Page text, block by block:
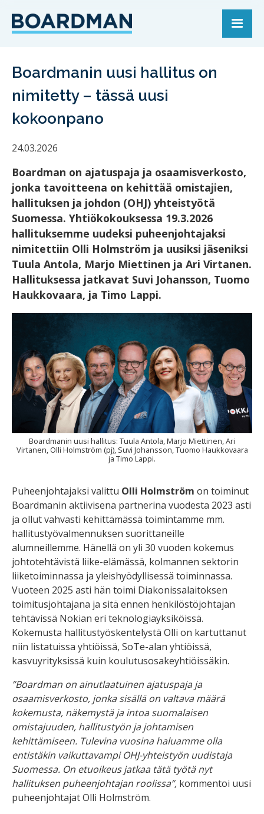
Boardmanin uusi hallitus on
nimitetty – tässä uusi
kokoonpano
24.03.2026
Boardman on ajatuspaja ja osaamisverkosto,
jonka tavoitteena on kehittää omistajien,
hallituksen ja johdon (OHJ) yhteistyötä
Suomessa. Yhtiökokouksessa 19.3.2026
hallituksemme uudeksi puheenjohtajaksi
nimitettiin Olli Holmström ja uusiksi jäseniksi
Tuula Antola, Marjo Miettinen ja Ari Virtanen.
Hallituksessa jatkavat Suvi Johansson, Tuomo
Haukkovaara, ja Timo Lappi.
Boardmanin uusi hallitus: Tuula Antola, Marjo Miettinen, Ari
Virtanen, Olli Holmström (pj), Suvi Johansson, Tuomo Haukkovaara
ja Timo Lappi.
Puheenjohtajaksi valittu Olli Holmström on toiminut
Boardmanin aktiivisena partnerina vuodesta 2023 asti
ja ollut vahvasti kehittämässä toimintamme mm.
hallitustyövalmennuksen suorittaneille
alumneillemme. Hänellä on yli 30 vuoden kokemus
johtotehtävistä liike-elämässä, kolmannen sektorin
liiketoiminnassa ja yleishyödyllisessä toiminnassa.
Vuoteen 2025 asti hän toimi Diakonissalaitoksen
toimitusjohtajana ja sitä ennen henkilöstöjohtajan
tehtävissä Nokian eri teknologiayksiköissä.
Kokemusta hallitustyöskentelystä Olli on kartuttanut
niin listatuissa yhtiöissä, SoTe-alan yhtiöissä,
kasvuyrityksissä kuin koulutusosakeyhtiöissäkin.
”Boardman on ainutlaatuinen ajatuspaja ja
osaamisverkosto, jonka sisällä on valtava määrä
kokemusta, näkemystä ja intoa suomalaisen
omistajuuden, hallitustyön ja johtamisen
kehittämiseen. Tulevina vuosina haluamme olla
entistäkin vaikuttavampi OHJ-yhteistyön uudistaja
Suomessa. On etuoikeus jatkaa tätä työtä nyt
hallituksen puheenjohtajan roolissa”, kommentoi uusi
puheenjohtajat Olli Holmström.